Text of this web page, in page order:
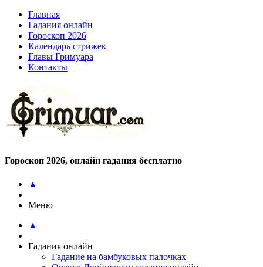
Главная
Гадания онлайн
Гороскоп 2026
Календарь стрижек
Главы Гримуара
Контакты
Гороскоп 2026, онлайн гадания бесплатно
▲
Меню
▲
Гадания онлайн
Гадание на бамбуковых палочках